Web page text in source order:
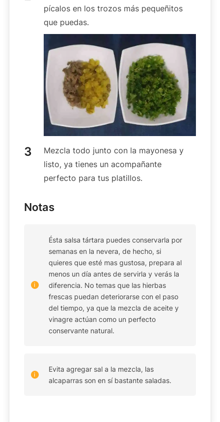
pícalos en los trozos más pequeñitos
que puedas.
Mezcla todo junto con la mayonesa y
listo, ya tienes un acompañante
perfecto para tus platillos.
Notas
Ésta salsa tártara puedes conservarla por
semanas en la nevera, de hecho, si
quieres que esté mas gustosa, prepara al
menos un día antes de servirla y verás la
diferencia. No temas que las hierbas
frescas puedan deteriorarse con el paso
del tiempo, ya que la mezcla de aceite y
vinagre actúan como un perfecto
conservante natural.
Evita agregar sal a la mezcla, las
alcaparras son en sí bastante saladas.